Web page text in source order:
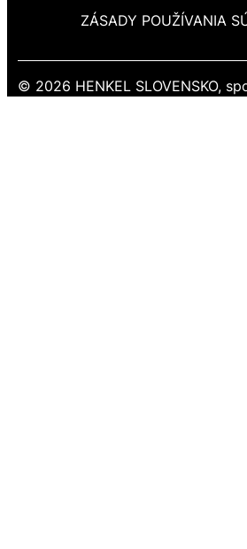
ZÁSADY POUŽÍVANIA
© 2026 HENKEL SLOVENSKO,